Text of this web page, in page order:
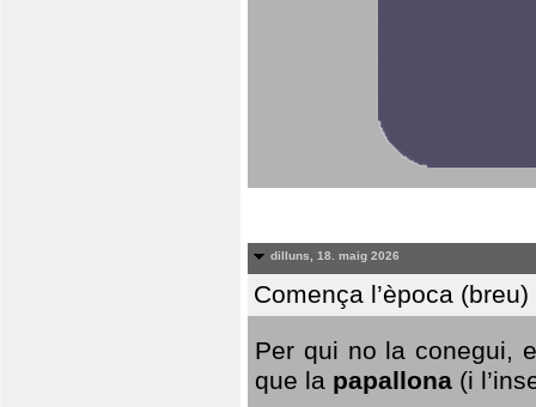
dilluns, 18. maig 2026
Comença l’època
Per qui no la conegui,
que la papallona (i